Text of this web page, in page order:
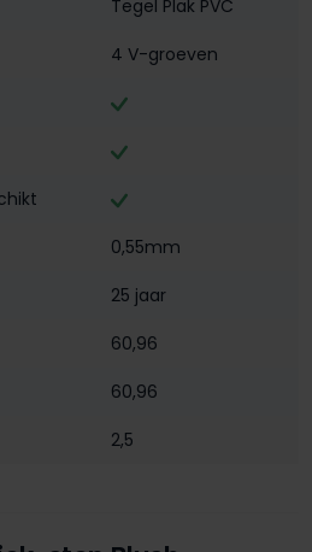
Tegel Plak PVC
4 V-groeven
0,55mm
25 jaar
60,96
60,96
2,5